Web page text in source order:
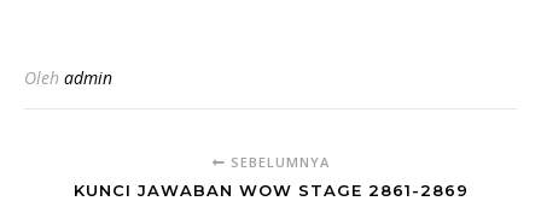
Oleh admin
SEBELUMNYA
KUNCI JAWABAN WOW STAGE 2861-2869